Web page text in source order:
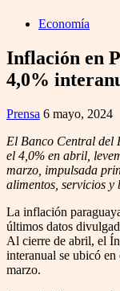
Economía
Inflación en
4,0%
Prensa 6 mayo, 2024
El Banco Central del
el 4,0% en abril,
marzo, impulsada
alimentos, servicios y
La inflación
últimos datos
Al cierre de abril, el
interanual se ubicó
marzo.